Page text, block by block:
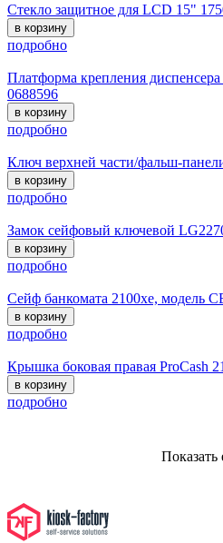
Стекло защитное для LCD 15"
в корзину
подробно
Платформа крепления
0688596
в корзину
подробно
Ключ верхней части/фальш-
в корзину
подробно
Замок сейфовый ключевой
в корзину
подробно
Сейф банкомата 2100xe, модель
в корзину
подробно
Крышка боковая правая ProCash
в корзину
подробно
Показать